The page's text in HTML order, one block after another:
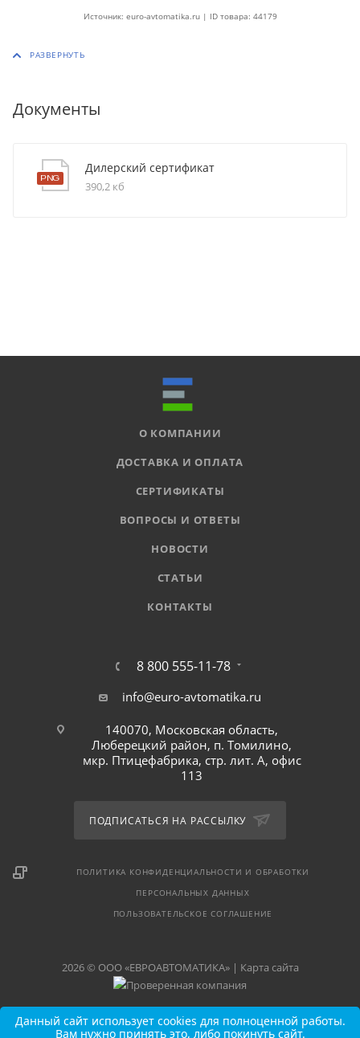
Источник: euro-avtomatika.ru | ID товара: 44179
Документы
Дилерский сертификат
390,2 кб
О КОМПАНИИ
ДОСТАВКА И ОПЛАТА
СЕРТИФИКАТЫ
ВОПРОСЫ И ОТВЕТЫ
НОВОСТИ
СТАТЬИ
КОНТАКТЫ
8 800 555-11-78
info@euro-avtomatika.ru
140070, Московская область,
Люберецкий район, п. Томилино,
мкр. Птицефабрика, стр. лит. А, офис
113
ПОДПИСАТЬСЯ НА РАССЫЛКУ
ПОЛИТИКА КОНФИДЕНЦИАЛЬНОСТИ И ОБРАБОТКИ
ПЕРСОНАЛЬНЫХ ДАННЫХ
ПОЛЬЗОВАТЕЛЬСКОЕ СОГЛАШЕНИЕ
2026 © ООО «ЕВРОАВТОМАТИКА» | Карта сайта
Данный сайт использует cookies для полноценной работы.
Вам нужно принять это, либо покинуть сайт.